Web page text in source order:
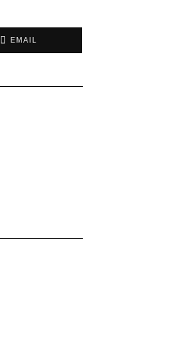
EMAIL